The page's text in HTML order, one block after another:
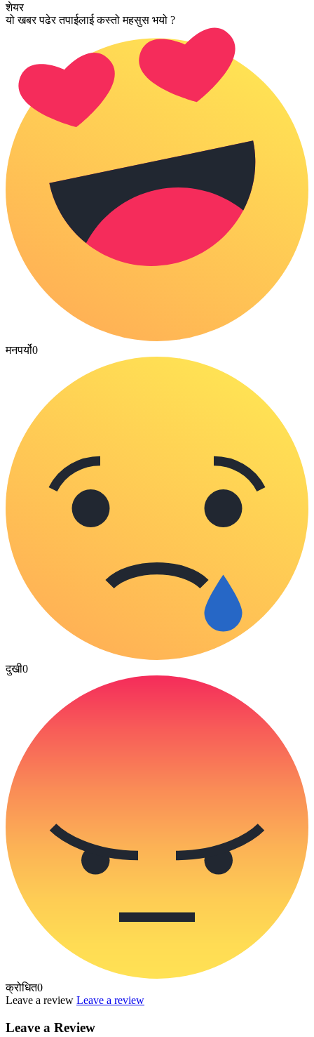
शेयर
यो खबर पढेर तपाईलाई कस्तो महसुस भयो ?
मनपर्यो0
दुखी0
क्रोधित0
Leave a review Leave a review
Leave a Review